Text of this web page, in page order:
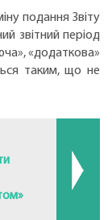
подання Звіту
звітний період
«додаткова»
таким, що не